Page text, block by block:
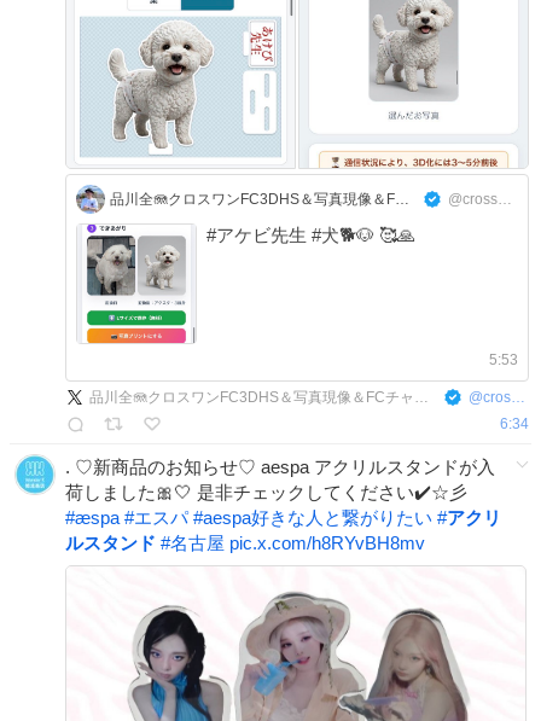
品川全🪼クロスワンFC3DHS＆写真現像＆FCチャンネルのFC池袋＆信長デイトナ＆賃貸･民泊･売買 @cross9631zen
#アケビ先生 #犬🐕🐶 🥰🙏
5:53
品川全🪼クロスワンFC3DHS＆写真現像＆FCチャンネルのFC池袋＆信長デイトナ＆賃貸･民泊･売買 @cross9631zen
6:34
. ♡新商品のお知らせ♡ aespa アクリルスタンドが入
荷しました🎀🤍 是非チェックしてください✔️☆彡
#æspa #エスパ #aespa好きな人と繋がりたい #アクリ
ルスタンド #名古屋 pic.x.com/h8RYvBH8mv